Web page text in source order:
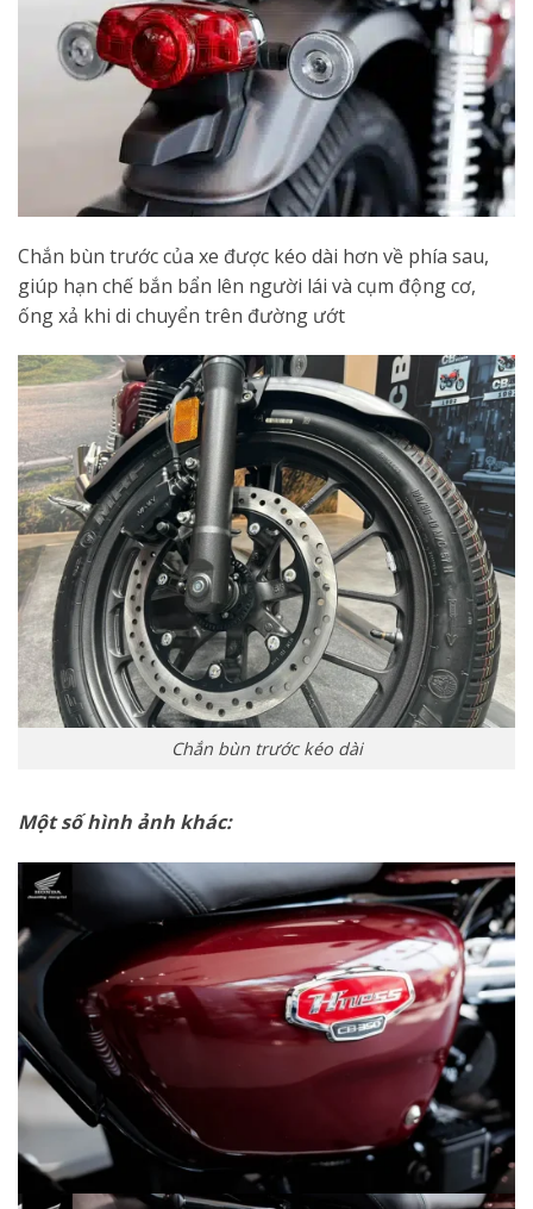
Chắn bùn trước của xe được kéo dài hơn về phía sau,
giúp hạn chế bắn bẩn lên người lái và cụm động cơ,
ống xả khi di chuyển trên đường ướt
Chắn bùn trước kéo dài
Một số hình ảnh khác: